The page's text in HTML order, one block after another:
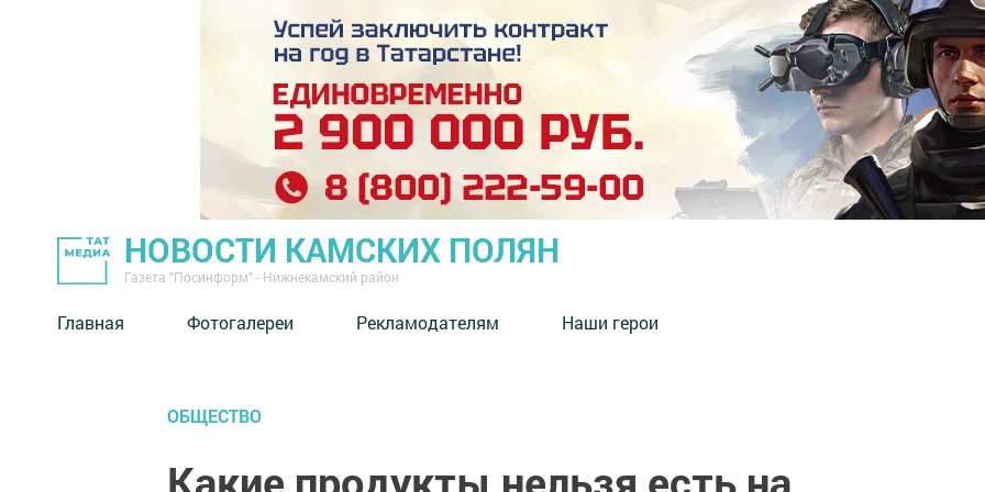
НОВОСТИ КАМСКИХ ПОЛЯН
Газета "Посинформ" - Нижнекамский район
Главная Фотогалереи Рекламодателям Наши герои
ОБЩЕСТВО
Какие продукты нельзя есть на